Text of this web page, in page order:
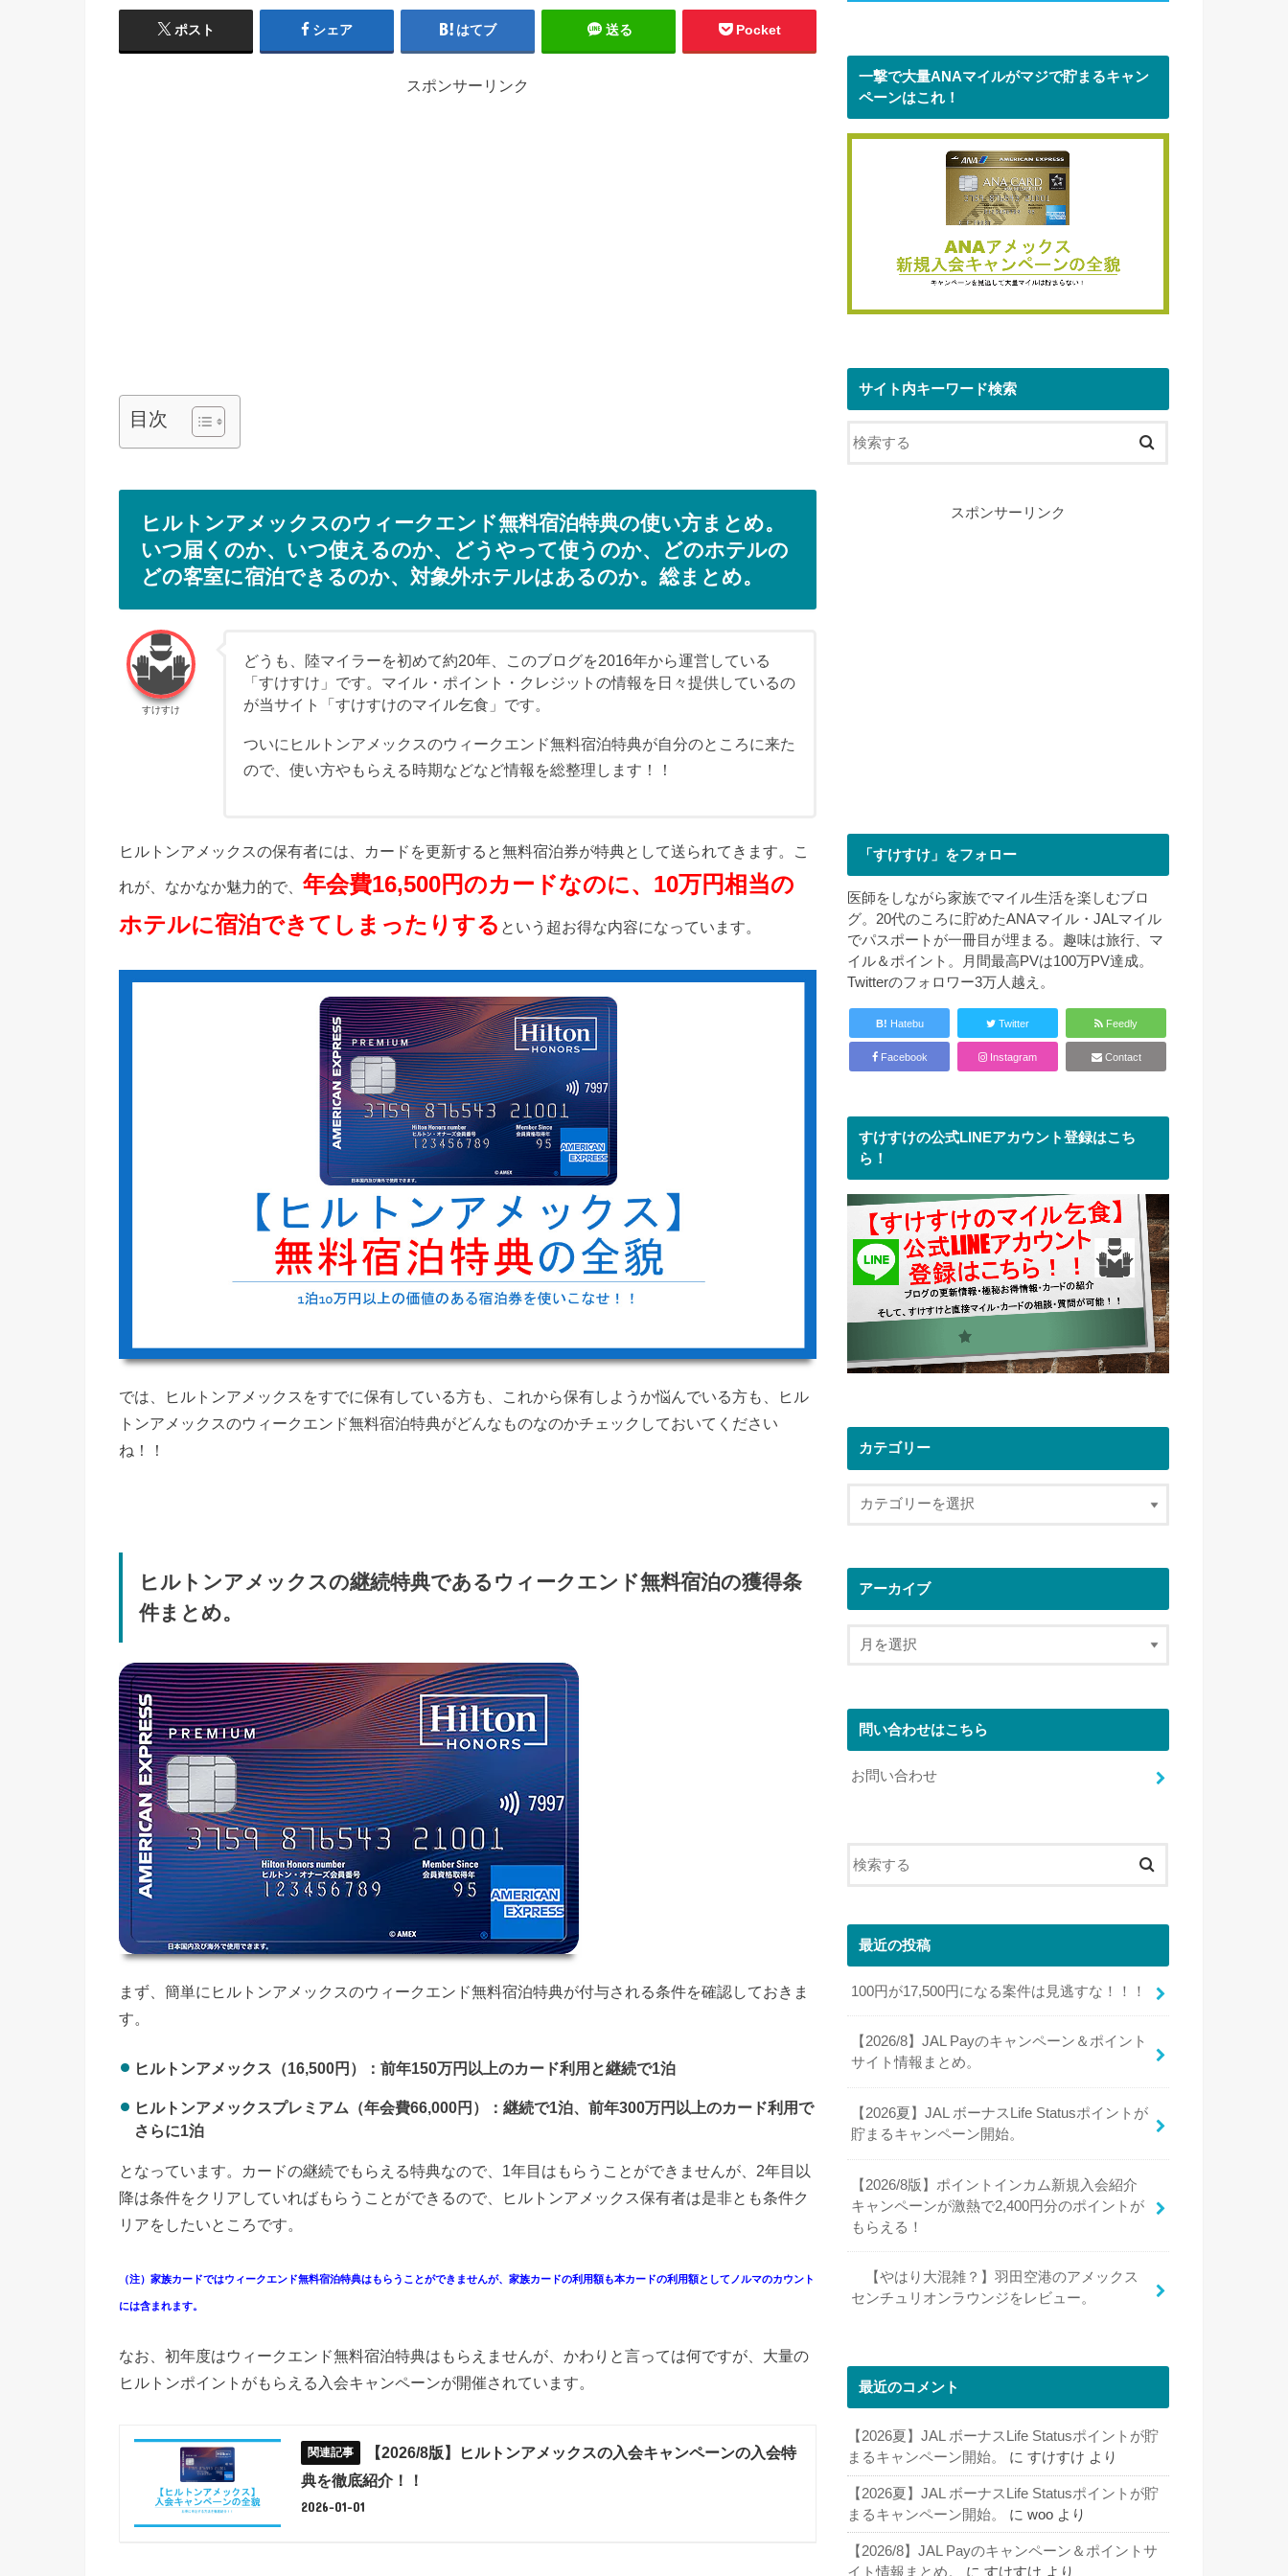
ポスト シェア はてブ 送る Pocket
スポンサーリンク
目次
ヒルトンアメックスのウィークエンド無料宿泊特典の使い方まとめ。
いつ届くのか、いつ使えるのか、どうやって使うのか、どのホテルの
どの客室に宿泊できるのか、対象外ホテルはあるのか。総まとめ。
すけすけ
どうも、陸マイラーを初めて約20年、このブログを2016年から運営している
「すけすけ」です。マイル・ポイント・クレジットの情報を日々提供しているの
が当サイト「すけすけのマイル乞食」です。
ついにヒルトンアメックスのウィークエンド無料宿泊特典が自分のところに来た
ので、使い方やもらえる時期などなど情報を総整理します！！
ヒルトンアメックスの保有者には、カードを更新すると無料宿泊券が特典として送られてきます。こ
れが、なかなか魅力的で、 年会費16,500円のカードなのに、10万円相当の
ホテルに宿泊できてしまったりする という超お得な内容になっています。
では、ヒルトンアメックスをすでに保有している方も、これから保有しようか悩んでいる方も、ヒル
トンアメックスのウィークエンド無料宿泊特典がどんなものなのかチェックしておいてください
ね！！
ヒルトンアメックスの継続特典であるウィークエンド無料宿泊の獲得条
件まとめ。
まず、簡単にヒルトンアメックスのウィークエンド無料宿泊特典が付与される条件を確認しておきま
す。
ヒルトンアメックス（16,500円）：前年150万円以上のカード利用と継続で1泊
ヒルトンアメックスプレミアム（年会費66,000円）：継続で1泊、前年300万円以上のカード利用で
さらに1泊
となっています。カードの継続でもらえる特典なので、1年目はもらうことができませんが、2年目以
降は条件をクリアしていればもらうことができるので、ヒルトンアメックス保有者は是非とも条件ク
リアをしたいところです。
（注）家族カードではウィークエンド無料宿泊特典はもらうことができませんが、家族カードの利用額も本カードの利用額としてノルマのカウント
には含まれます。
なお、初年度はウィークエンド無料宿泊特典はもらえませんが、かわりと言っては何ですが、大量の
ヒルトンポイントがもらえる入会キャンペーンが開催されています。
【2026/8版】ヒルトンアメックスの入会キャンペーンの入会特
典を徹底紹介！！
2026-01-01
一撃で大量ANAマイルがマジで貯まるキャン
ペーンはこれ！
サイト内キーワード検索
スポンサーリンク
「すけすけ」をフォロー
医師をしながら家族でマイル生活を楽しむブロ
グ。20代のころに貯めたANAマイル・JALマイル
でパスポートが一冊目が埋まる。趣味は旅行、マ
イル＆ポイント。月間最高PVは100万PV達成。
Twitterのフォロワー3万人越え。
B! Hatebu Twitter Feedly
Facebook Instagram Contact
すけすけの公式LINEアカウント登録はこち
ら！
カテゴリー
アーカイブ
問い合わせはこちら
お問い合わせ
最近の投稿
100円が17,500円になる案件は見逃すな！！！
【2026/8】JAL Payのキャンペーン＆ポイント
サイト情報まとめ。
【2026夏】JAL ボーナスLife Statusポイントが
貯まるキャンペーン開始。
【2026/8版】ポイントインカム新規入会紹介
キャンペーンが激熱で2,400円分のポイントが
もらえる！
【やはり大混雑？】羽田空港のアメックス
センチュリオンラウンジをレビュー。
最近のコメント
【2026夏】JAL ボーナスLife Statusポイントが貯
まるキャンペーン開始。
に すけすけ より
【2026夏】JAL ボーナスLife Statusポイントが貯
まるキャンペーン開始。
に woo より
【2026/8】JAL Payのキャンペーン＆ポイントサ
イト情報まとめ。
に すけすけ より